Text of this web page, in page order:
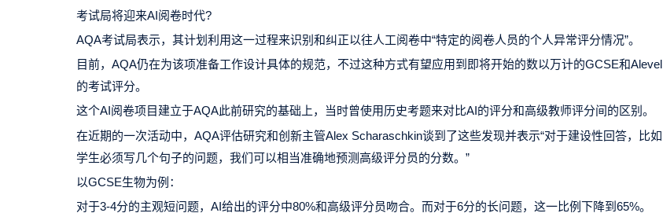
考试局将迎来AI阅卷时代?
AQA考试局表示，其计划利用这一过程来识别和纠正以往人工阅卷中“特定的阅卷人员的个人异常评分情况”。
目前，AQA仍在为该项准备工作设计具体的规范，不过这种方式有望应用到即将开始的数以万计的GCSE和Alevel
的考试评分。
这个AI阅卷项目建立于AQA此前研究的基础上，当时曾使用历史考题来对比AI的评分和高级教师评分间的区别。
在近期的一次活动中，AQA评估研究和创新主管Alex Scharaschkin谈到了这些发现并表示“对于建设性回答，比如
学生必须写几个句子的问题，我们可以相当准确地预测高级评分员的分数。”
以GCSE生物为例：
对于3-4分的主观短问题，AI给出的评分中80%和高级评分员吻合。而对于6分的长问题，这一比例下降到65%。